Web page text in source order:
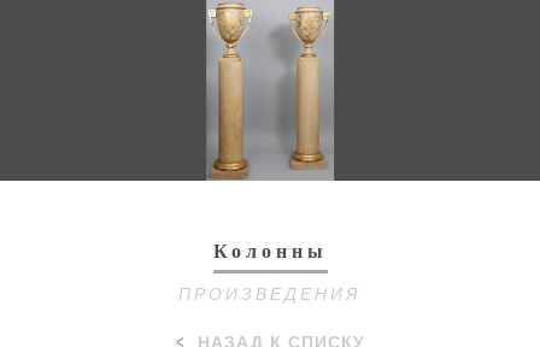
Колонны
ПРОИЗВЕДЕНИЯ
НАЗАД К СПИСКУ